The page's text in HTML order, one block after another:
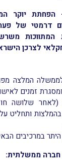
יוקר
דרמטי של
המתווכות
לצרכן
המלצה
זמנים
שלושה
ותחליט
היתר במרכיבים
ממשלתית: